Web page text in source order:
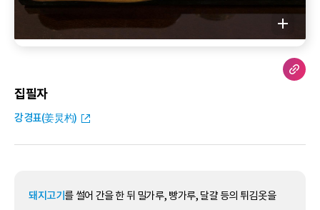
집필자
강경표(姜炅杓)
돼지고기 를 썰어 간을 한 뒤 밀가루, 빵가루, 달걀 등의 튀김옷을